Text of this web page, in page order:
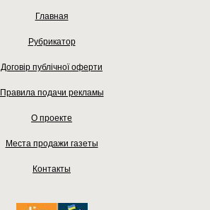
Главная
Рубрикатор
Договір публічної оферти
Правила подачи рекламы
О проекте
Места продажи газеты
Контакты